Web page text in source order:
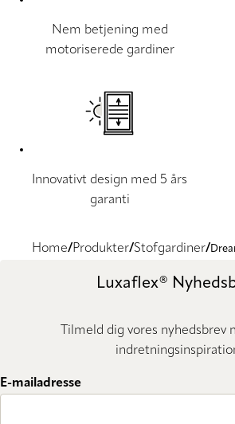
Nem betjening med
motoriserede gardiner
Innovativt design med 5 års
garanti
Home Produkter Stofgardiner
Luxaflex®
Tilmeld dig vores nyhedsbrev
E-mailadresse